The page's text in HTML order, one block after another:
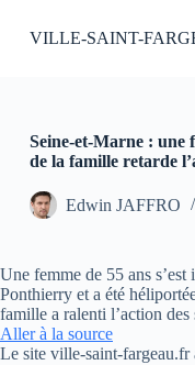
u
o
n
u
VILLE-SAINT-
Seine-et-Marne : une
de la famille retarde
Edwin JAFFRO
Une femme de 55 ans
Ponthierry et a été
famille a ralenti l’action des
Aller à la source
Le site ville-saint-